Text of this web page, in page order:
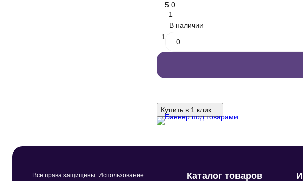
5.0
1
В наличии
1
Купить в 1 клик
Все права защищены. Использование Каталог товаров